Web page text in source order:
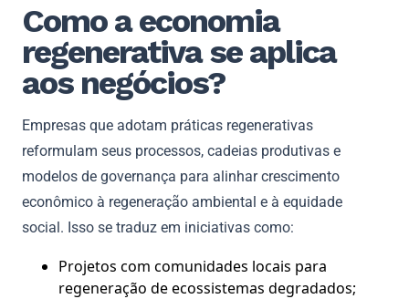
Como a economia
regenerativa se aplica
aos negócios?
Empresas que adotam práticas regenerativas
reformulam seus processos, cadeias produtivas e
modelos de governança para alinhar crescimento
econômico à regeneração ambiental e à equidade
social. Isso se traduz em iniciativas como:
Projetos com comunidades locais para
regeneração de ecossistemas degradados;